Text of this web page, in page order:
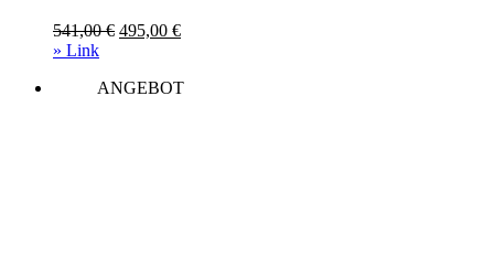
Konsolentische
541,00€ Ursprünglicher
541,00 €
495,00 €Aktueller
495,00 €.
» Link
ANGEBOT